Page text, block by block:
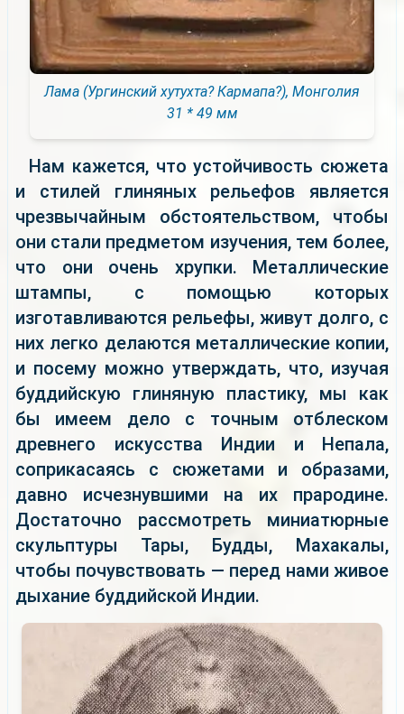
Лама (Ургинский хутухта? Кармапа?), Монголия
31 * 49 мм
Нам кажется, что устойчивость сюжета
и стилей глиняных рельефов является
чрезвычайным обстоятельством, чтобы
они стали предметом изучения, тем более,
что они очень хрупки. Металлические
штампы, с помощью которых
изготавливаются рельефы, живут долго, с
них легко делаются металлические копии,
и посему можно утверждать, что, изучая
буддийскую глиняную пластику, мы как
бы имеем дело с точным отблеском
древнего искусства Индии и Непала,
соприкасаясь с сюжетами и образами,
давно исчезнувшими на их прародине.
Достаточно рассмотреть миниатюрные
скульптуры Тары, Будды, Махакалы,
чтобы почувствовать — перед нами живое
дыхание буддийской Индии.